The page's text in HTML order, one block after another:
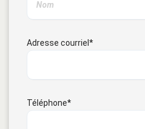
Adresse courriel *
Téléphone*